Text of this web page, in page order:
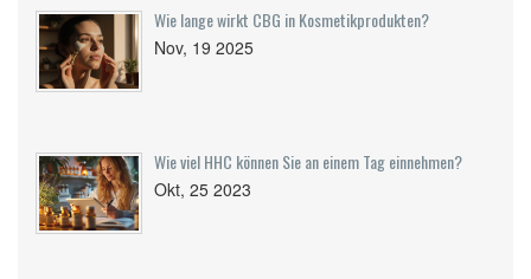
Wie lange wirkt CBG in Kosmetikprodukten?
Nov, 19 2025
Wie viel HHC können Sie an einem Tag einnehmen?
Okt, 25 2023